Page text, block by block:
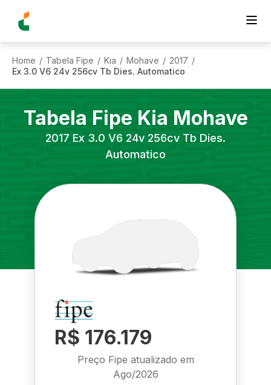
Home / Tabela Fipe / Kia / Mohave / 2017 /
Ex 3.0 V6 24v 256cv Tb Dies. Automatico
Tabela Fipe Kia Mohave
2017 Ex 3.0 V6 24v 256cv Tb Dies.
Automatico
R$ 176.179
Preço Fipe atualizado em
Ago/2026